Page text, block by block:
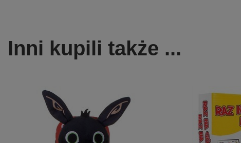
Inni kupili także ...